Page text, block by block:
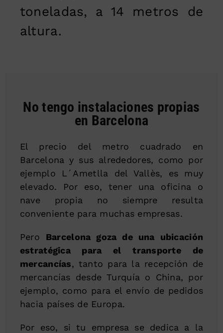
toneladas, a 14 metros de
altura.
No tengo instalaciones propias
en Barcelona
El precio del metro cuadrado en
Barcelona y sus alrededores, como por
ejemplo L´Ametlla del Vallès, es muy
elevado. Por eso, tener una oficina o
nave propia no siempre resulta
conveniente para muchas empresas.
Pero Barcelona goza de una ubicación
estratégica para el transporte de
mercancías, tanto para la recepción de
mercancías desde Turquía o China, por
ejemplo, como para el envío de pedidos
hacia países de Europa.
Por eso, si tu empresa se dedica a la